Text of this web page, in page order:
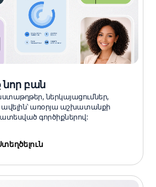
բան
ներկայացումներ,
առօրյա աշխատանքի
գործիքներով: